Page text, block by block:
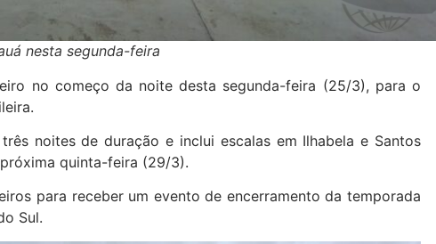
nesta segunda-feira
no começo da noite desta segunda-feira (25/3), para o
noites de duração e inclui escalas em Ilhabela e Santos
quinta-feira (29/3).
para receber um evento de encerramento da temporada
Sul.